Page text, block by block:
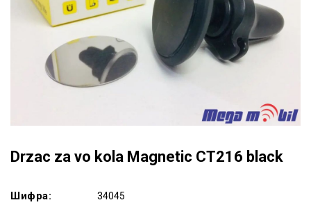
Drzac za vo kola Magnetic CT216 black
Шифра: 34045